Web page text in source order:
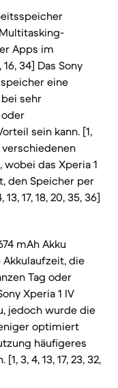
Apps im
34] Das Sony
eine
sehr
sein kann. [1,
verschiedenen
das Xperia 1
den Speicher per
17, 18, 20, 35, 36]
mAh Akku
die
Tag oder
Xperia 1 IV
jedoch wurde die
optimiert
häufigeres
3, 4, 13, 17, 23, 32,